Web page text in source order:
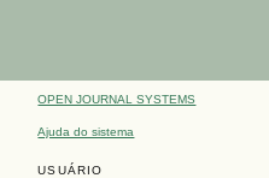
OPEN JOURNAL SYSTEMS
Ajuda do sistema
USUÁRIO